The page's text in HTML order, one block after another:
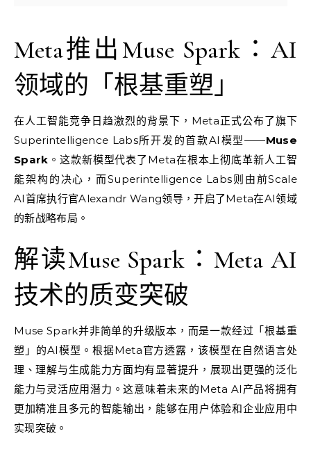
Meta推出Muse Spark：AI
领域的「根基重塑」
在人工智能竞争日趋激烈的背景下，Meta正式公布了旗下
Superintelligence Labs所开发的首款AI模型——Muse
Spark 。这款新模型代表了Meta在根本上彻底革新人工智
能架构的决心，而Superintelligence Labs则由前Scale
AI首席执行官Alexandr Wang领导，开启了Meta在AI领域
的新战略布局。
解读Muse Spark：Meta AI
技术的质变突破
Muse Spark并非简单的升级版本，而是一款经过「根基重
塑」的AI模型。根据Meta官方透露，该模型在自然语言处
理、理解与生成能力方面均有显著提升，展现出更强的泛化
能力与灵活应用潜力。这意味着未来的Meta AI产品将拥有
更加精准且多元的智能输出，能够在用户体验和企业应用中
实现突破。